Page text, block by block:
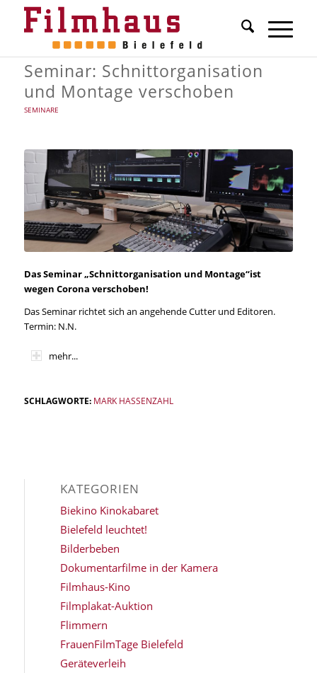
Seminar: Schnittorganisation
und Montage verschoben
SEMINARE
Das Seminar „Schnittorganisation und Montage“ist
wegen Corona verschoben!
Das Seminar richtet sich an angehende Cutter und Editoren.
Termin: N.N.
mehr...
SCHLAGWORTE: MARK HASSENZAHL
KATEGORIEN
Biekino Kinokabaret
Bielefeld leuchtet!
Bilderbeben
Dokumentarfilme in der Kamera
Filmhaus-Kino
Filmplakat-Auktion
Flimmern
FrauenFilmTage Bielefeld
Geräteverleih